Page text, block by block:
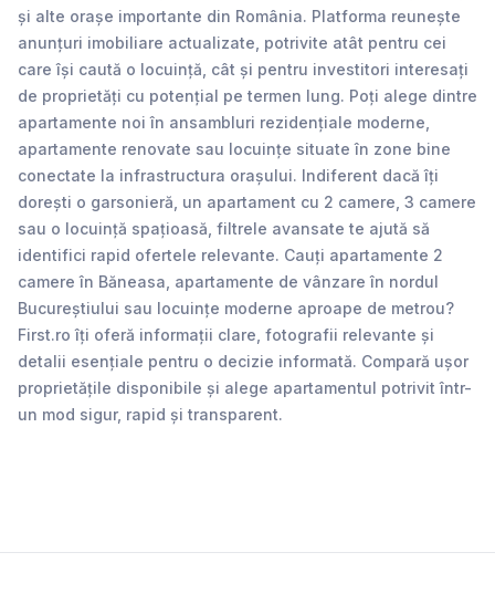
și alte orașe importante din România. Platforma reunește
anunțuri imobiliare actualizate, potrivite atât pentru cei
care își caută o locuință, cât și pentru investitori interesați
de proprietăți cu potențial pe termen lung. Poți alege dintre
apartamente noi în ansambluri rezidențiale moderne,
apartamente renovate sau locuințe situate în zone bine
conectate la infrastructura orașului. Indiferent dacă îți
dorești o garsonieră, un apartament cu 2 camere, 3 camere
sau o locuință spațioasă, filtrele avansate te ajută să
identifici rapid ofertele relevante. Cauți apartamente 2
camere în Băneasa, apartamente de vânzare în nordul
Bucureștiului sau locuințe moderne aproape de metrou?
First.ro îți oferă informații clare, fotografii relevante și
detalii esențiale pentru o decizie informată. Compară ușor
proprietățile disponibile și alege apartamentul potrivit într-
un mod sigur, rapid și transparent.